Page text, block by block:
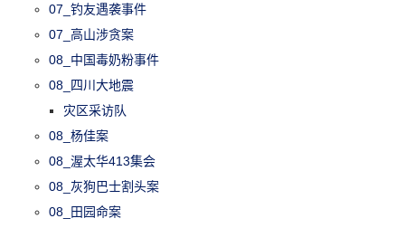
07_钓友遇袭事件
07_高山涉贪案
08_中国毒奶粉事件
08_四川大地震
灾区采访队
08_杨佳案
08_渥太华413集会
08_灰狗巴士割头案
08_田园命案